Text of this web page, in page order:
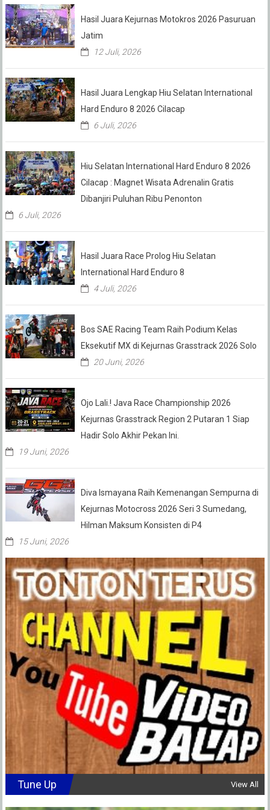
Hasil Juara Kejurnas Motokros 2026 Pasuruan
Jatim
12 Juli, 2026
Hasil Juara Lengkap Hiu Selatan International
Hard Enduro 8 2026 Cilacap
6 Juli, 2026
Hiu Selatan International Hard Enduro 8 2026
Cilacap : Magnet Wisata Adrenalin Gratis
Dibanjiri Puluhan Ribu Penonton
6 Juli, 2026
Hasil Juara Race Prolog Hiu Selatan
International Hard Enduro 8
4 Juli, 2026
Bos SAE Racing Team Raih Podium Kelas
Eksekutif MX di Kejurnas Grasstrack 2026 Solo
20 Juni, 2026
Ojo Lali.! Java Race Championship 2026
Kejurnas Grasstrack Region 2 Putaran 1 Siap
Hadir Solo Akhir Pekan Ini.
19 Juni, 2026
Diva Ismayana Raih Kemenangan Sempurna di
Kejurnas Motocross 2026 Seri 3 Sumedang,
Hilman Maksum Konsisten di P4
15 Juni, 2026
Tune Up View All